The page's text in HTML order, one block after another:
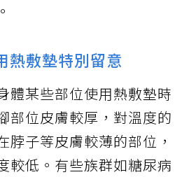
熱敷墊特別留意
體某些部位使用熱敷墊時
部位皮膚較厚，對溫度的
脖子等皮膚較薄的部位，
較低。有些族群如糖尿病